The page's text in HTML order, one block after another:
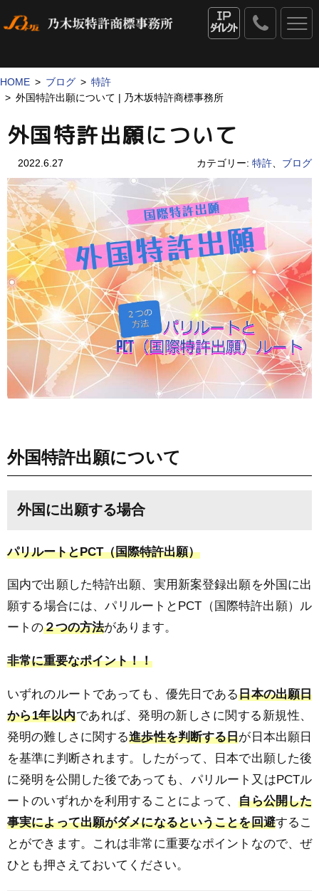
53-
HOME ブログ
特許
外国特許出願について | 乃木坂特許商標事務所
外国特許出願について
2022.6.27 カテゴリー: 特許、 ブログ
外国特許出願について
外国に出願する場合
パリルートとPCT（国際特許出願）
国内で出願した特許出願、実用新案登録出願を外国に出
願する場合には、パリルートと PCT （国際特許出願）ル
ートの２つの方法があります。
非常に重要なポイント！！
いずれのルートであっても、優先日である日本の出願日
から1年以内であれば、発明の新しさに関する新規性、
発明の難しさに関する進歩性を判断する日が日本出願日
を基準に判断されます。したがって、日本で出願した後
に発明を公開した後であっても、パリルート又はPCTル
ートのいずれかを利用することによって、自ら公開した
事実によって出願がダメになるということを回避するこ
とができます。これは非常に重要なポイントなので、ぜ
ひとも押さえておいてください。